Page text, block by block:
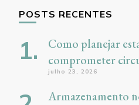
POSTS RECENTES
Como planejar
comprometer
julho 23, 2026
Armazenamento